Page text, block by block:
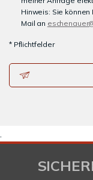
Hinweis: Sie
Mail an
* Pflichtfelder
.